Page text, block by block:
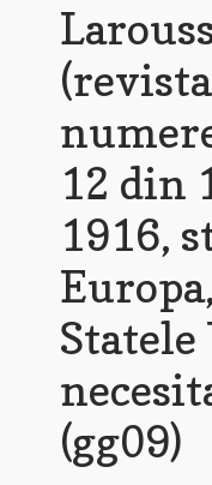
12 din
1916,
Statele
(gg09)